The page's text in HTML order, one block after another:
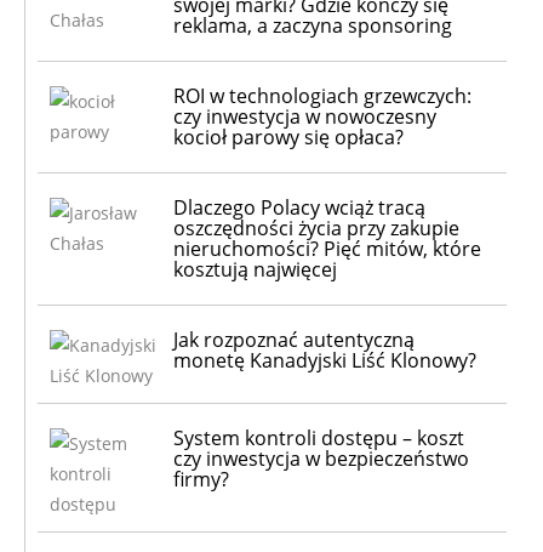
reklama, a zaczyna sponsoring
ROI w technologiach grzewczych:
czy inwestycja w nowoczesny
kocioł parowy się opłaca?
Dlaczego Polacy wciąż tracą
oszczędności życia przy zakupie
nieruchomości? Pięć mitów, które
kosztują najwięcej
Jak rozpoznać autentyczną
monetę Kanadyjski Liść Klonowy?
System kontroli dostępu – koszt
czy inwestycja w bezpieczeństwo
firmy?